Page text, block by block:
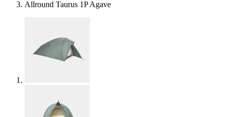
Allround Taurus 1P Agave